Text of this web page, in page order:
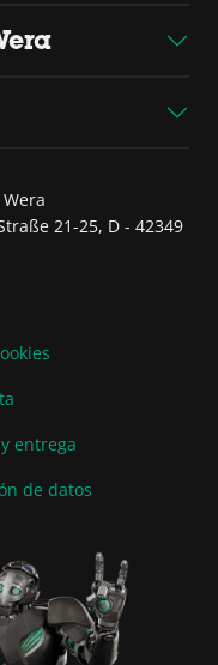
21-25, D - 42349
entrega
de datos